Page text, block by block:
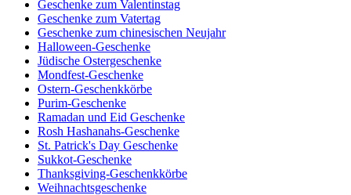
Geschenke zum Valentinstag
Geschenke zum Vatertag
Geschenke zum chinesischen Neujahr
Halloween-Geschenke
Jüdische Ostergeschenke
Mondfest-Geschenke
Ostern-Geschenkkörbe
Purim-Geschenke
Ramadan und Eid Geschenke
Rosh Hashanahs-Geschenke
St. Patrick's Day Geschenke
Sukkot-Geschenke
Thanksgiving-Geschenkkörbe
Weihnachtsgeschenke